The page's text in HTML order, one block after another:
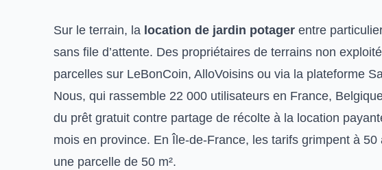
Sur le terrain, la location de jardin potager entre
sans file d’attente. Des propriétaires de terrains non
parcelles sur LeBonCoin, AlloVoisins ou via la plateforme
Nous, qui rassemble 22 000 utilisateurs en France,
du prêt gratuit contre partage de récolte à la location
mois en province. En Île-de-France, les tarifs grimpent à
une parcelle de 50 m².